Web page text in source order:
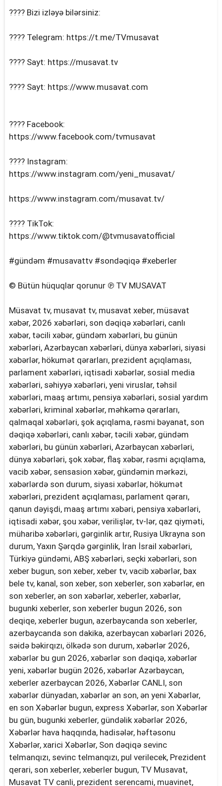
???? Bizi izləyə bilərsiniz:
???? Telegram: https://t.me/TVmusavat
???? Sayt: https://musavat.tv
???? Sayt: https://www.musavat.com
???? Facebook:
https://www.facebook.com/tvmusavat
???? Instagram:
https://www.instagram.com/yeni_musavat/
https://www.instagram.com/musavat.tv/
???? TikTok:
https://www.tiktok.com/@tvmusavatofficial
#gündəm #musavattv #sondəqiqə #xeberler
© Bütün hüquqlar qorunur ℗ TV MUSAVAT
Müsavat tv, musavat tv, musavat xeber, müsavat
xəbər, 2026 xəbərləri, son dəqiqə xəbərləri, canlı
xəbər, təcili xəbər, gündəm xəbərləri, bu günün
xəbərləri, Azərbaycan xəbərləri, dünya xəbərləri, siyasi
xəbərlər, hökumət qərarları, prezident açıqlaması,
parlament xəbərləri, iqtisadi xəbərlər, sosial media
xəbərləri, səhiyyə xəbərləri, yeni viruslar, təhsil
xəbərləri, maaş artımı, pensiya xəbərləri, sosial yardım
xəbərləri, kriminal xəbərlər, məhkəmə qərarları,
qalmaqal xəbərləri, şok açıqlama, rəsmi bəyanat, son
dəqiqə xəbərləri, canlı xəbər, təcili xəbər, gündəm
xəbərləri, bu günün xəbərləri, Azərbaycan xəbərləri,
dünya xəbərləri, şok xəbər, flaş xəbər, rəsmi açıqlama,
vacib xəbər, sensasion xəbər, gündəmin mərkəzi,
xəbərlərdə son durum, siyasi xəbərlər, hökumət
xəbərləri, prezident açıqlaması, parlament qərarı,
qanun dəyişdi, maaş artımı xəbəri, pensiya xəbərləri,
iqtisadi xəbər, şou xəbər, verilişlər, tv-lər, qaz qiyməti,
müharibə xəbərləri, gərginlik artır, Rusiya Ukrayna son
durum, Yaxın Şərqdə gərginlik, İran İsrail xəbərləri,
Türkiyə gündəmi, ABŞ xəbərləri, seçki xəbərləri, son
xeber bugun, son xeber, xeber tv, vacib xəbərlər, bax
bele tv, kanal, son xeber, son xeberler, son xəbərlər, en
son xeberler, ən son xəbərlər, xeberler, xəbərlər,
bugunki xeberler, son xeberler bugun 2026, son
deqiqe, xeberler bugun, azerbaycanda son xeberler,
azerbaycanda son dakika, azerbaycan xəbərləri 2026,
səidə bəkirqızı, ölkədə son durum, xəbərlər 2026,
xəbərlər bu gun 2026, xəbərlər son dəqiqə, xəbərlər
yeni, xəbərlər bugün 2026, xəbərlər Azərbaycan,
xeberler azerbaycan 2026, Xəbərlər CANLI, son
xəbərlər dünyadan, xəbərlər ən son, ən yeni Xəbərlər,
en son Xəbərlər bugun, express Xəbərlər, son Xəbərlər
bu gün, bugunki xeberler, gündəlik xəbərlər 2026,
Xəbərlər hava haqqında, hadisələr, həftəsonu
Xəbərlər, xarici Xəbərlər, Son dəqiqə sevinc
telmanqızı, sevinc telmanqızı, pul verilecek, Prezident
qerari, son xeberler, xeberler bugun, TV Musavat,
Musavat TV canli, prezident serencami, muavinet,